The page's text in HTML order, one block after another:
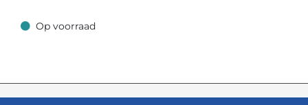
Op voorraad
Op voorraad